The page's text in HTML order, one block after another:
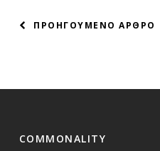
ΠΛΟΗΓΗΣΗ
ΠΡΟΗΓΟΥΜΕΝΟ ΑΡΘΡΟ
COMMONALITY